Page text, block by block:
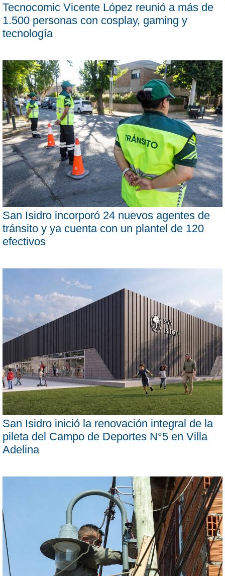
Tecnocomic Vicente López reunió a más de
1.500 personas con cosplay, gaming y
tecnología
San Isidro incorporó 24 nuevos agentes de
tránsito y ya cuenta con un plantel de 120
efectivos
San Isidro inició la renovación integral de la
pileta del Campo de Deportes N°5 en Villa
Adelina